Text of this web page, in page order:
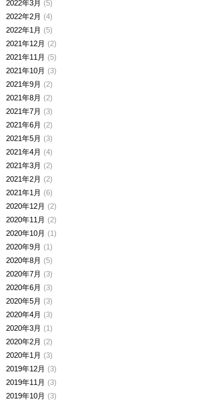
2022年3月
5
2022年2月
4
2022年1月
5
2021年12月
2
2021年11月
5
2021年10月
3
2021年9月
2
2021年8月
2
2021年7月
3
2021年6月
2
2021年5月
3
2021年4月
4
2021年3月
2
2021年2月
2
2021年1月
6
2020年12月
2
2020年11月
2
2020年10月
1
2020年9月
1
2020年8月
5
2020年7月
3
2020年6月
3
2020年5月
3
2020年4月
3
2020年3月
1
2020年2月
2
2020年1月
3
2019年12月
3
2019年11月
3
2019年10月
3